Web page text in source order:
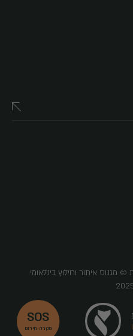
SOS
מקרה חירום
© מגנוס איתור וחילוץ בינלאומי